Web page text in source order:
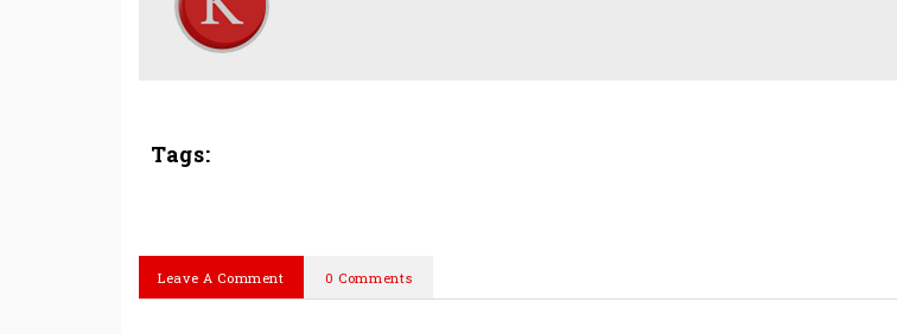
Tags:
Leave A Comment 0 Comments